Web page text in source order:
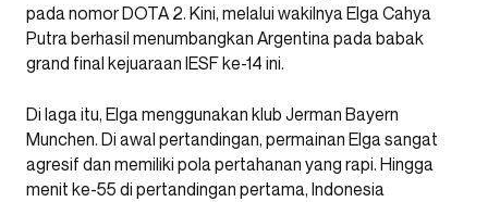
pada nomor DOTA 2. Kini, melalui wakilnya Elga Cahya
Putra berhasil menumbangkan Argentina pada babak
grand final kejuaraan IESF ke-14 ini.
Di laga itu, Elga menggunakan klub Jerman Bayern
Munchen. Di awal pertandingan, permainan Elga sangat
agresif dan memiliki pola pertahanan yang rapi. Hingga
menit ke-55 di pertandingan pertama, Indonesia